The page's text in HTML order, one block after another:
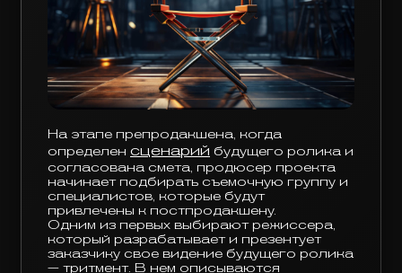
На этапе препродакшена, когда
определен сценарий будущего ролика и
согласована смета, продюсер проекта
начинает подбирать съемочную группу и
специалистов, которые будут
привлечены к постпродакшену.
Одним из первых выбирают режиссера,
который разрабатывает и презентует
заказчику свое видение будущего ролика
— тритмент. В нем описываются